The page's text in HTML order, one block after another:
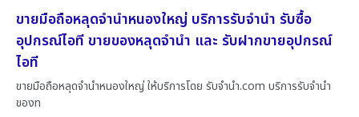
ขายมือถือหลุดจำนำหนองใหญ่ บริการรับจำนำ รับซื้อ
อุปกรณ์ไอที ขายของหลุดจำนำ และ รับฝากขายอุปกรณ์
ไอที
ขายมือถือหลุดจำนำหนองใหญ่ ให้บริการโดย รับจํานํา.com บริการรับจำนำ
ของท